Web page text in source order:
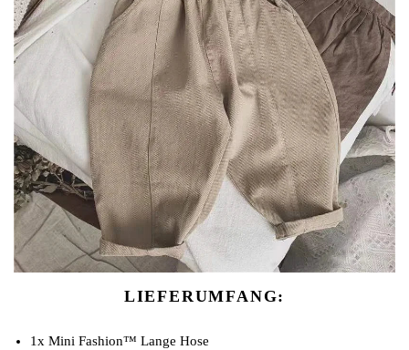
LIEFERUMFANG:
1x Mini Fashion™ Lange Hose